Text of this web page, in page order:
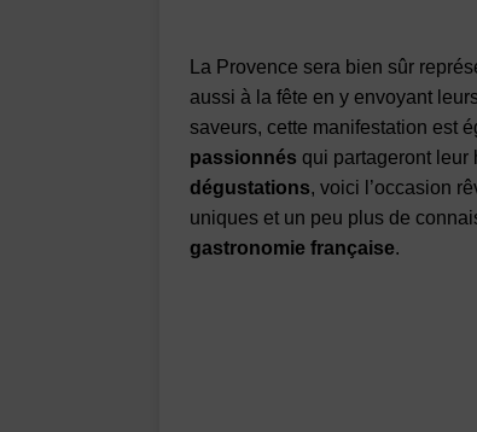
La Provence sera bien sûr
aussi à la fête en y envoyant
saveurs, cette manifestation est
passionnés qui partageront leur
dégustations, voici l’occasion
uniques et un peu plus de
gastronomie française.